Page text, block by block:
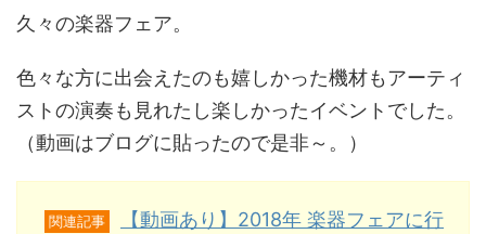
久々の楽器フェア。
色々な方に出会えたのも嬉しかった機材もアーティ
ストの演奏も見れたし楽しかったイベントでした。
（動画はブログに貼ったので是非～。）
関連記事
【動画あり】2018年 楽器フェアに行